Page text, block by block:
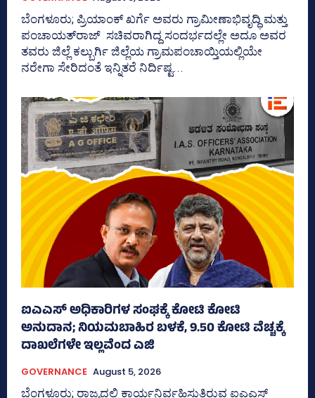
ಬೆಂಗಳೂರು; ಪ್ರಿಯಾಂಕ್‌ ಖರ್ಗೆ ಅವರು ಗ್ರಾಮೀಣಾಭಿವೃದ್ಧಿ ಮತ್ತು
ಪಂಚಾಯತ್‌ರಾಜ್‌ ಸಚಿವರಾಗಿದ್ದ ಸಂದರ್ಭದಲ್ಲೇ ಅದೂ ಅವರ
ತವರು ಜಿಲ್ಲೆ ಕಲ್ಬುರ್ಗಿ ಜಿಲ್ಲೆಯ ಗ್ರಾಮಪಂಚಾಯ್ತಿಯಲ್ಲಿಯೇ
ನರೇಗಾ ಸೇರಿದಂತೆ ಇನ್ನಿತರೆ ನಿರ್ದಿಷ್ಟ...
ಐಎಎಸ್‌ ಅಧಿಕಾರಿಗಳ ಸಂಘಕ್ಕೆ ಕೋಟಿ ಕೋಟಿ
ಅನುದಾನ; ನಿಯಮಬಾಹಿರ ಬಳಕೆ, 9.50 ಕೋಟಿ ವೆಚ್ಚಕ್ಕೆ
ದಾಖಲೆಗಳೇ ಇಲ್ಲವೆಂದ ಎಜಿ
GOVERNANCE August 5, 2026
ಬೆಂಗಳೂರು; ರಾಜ್ಯದಲ್ಲಿ ಕಾರ್ಯನಿರ್ವಹಿಸುತ್ತಿರುವ ಐಎಎಸ್‌